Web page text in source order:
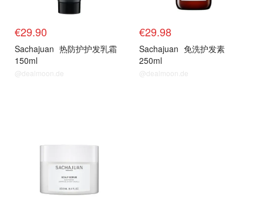
€29.90
Sachajuan 热防护护发乳霜
150ml
@dealmoon.de
€29.98
Sachajuan 免洗护发素
250ml
@dealmoon.de